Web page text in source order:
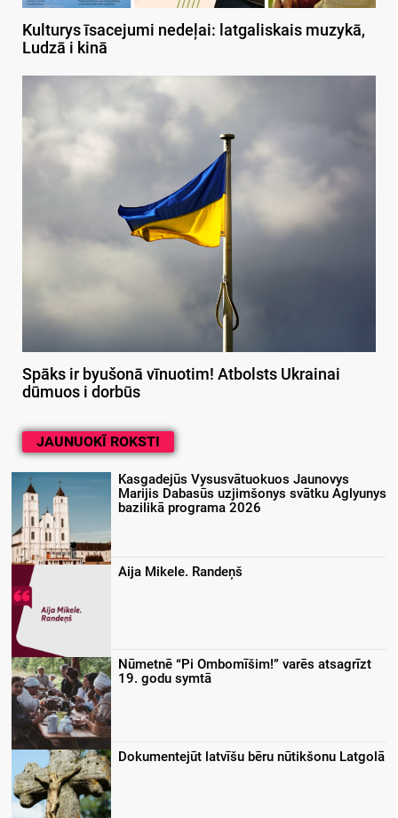
Kulturys īsacejumi nedeļai: latgaliskais muzykā,
Ludzā i kinā
Spāks ir byušonā vīnuotim! Atbolsts Ukrainai
dūmuos i dorbūs
JAUNUOKĪ ROKSTI
Kasgadejūs Vysusvātuokuos Jaunovys
Marijis Dabasūs uzjimšonys svātku Aglyunys
bazilikā programa 2026
Aija Mikele. Randeņš
Nūmetnē “Pi Ombomīšim!” varēs atsagrīzt
19. godu symtā
Dokumentejūt latvīšu bēru nūtikšonu Latgolā